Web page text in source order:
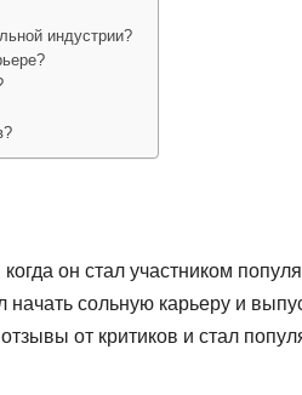
индустрии?
он стал участником
сольную карьеру и
от критиков и стал